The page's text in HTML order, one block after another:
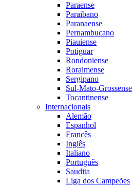
Paraense
Paraibano
Paranaense
Pernambucano
Piauiense
Potiguar
Rondoniense
Roraimense
Sergipano
Sul-Mato-Grossense
Tocantinense
Internacionais
Alemão
Espanhol
Francês
Inglês
Italiano
Português
Saudita
Liga dos Campeões